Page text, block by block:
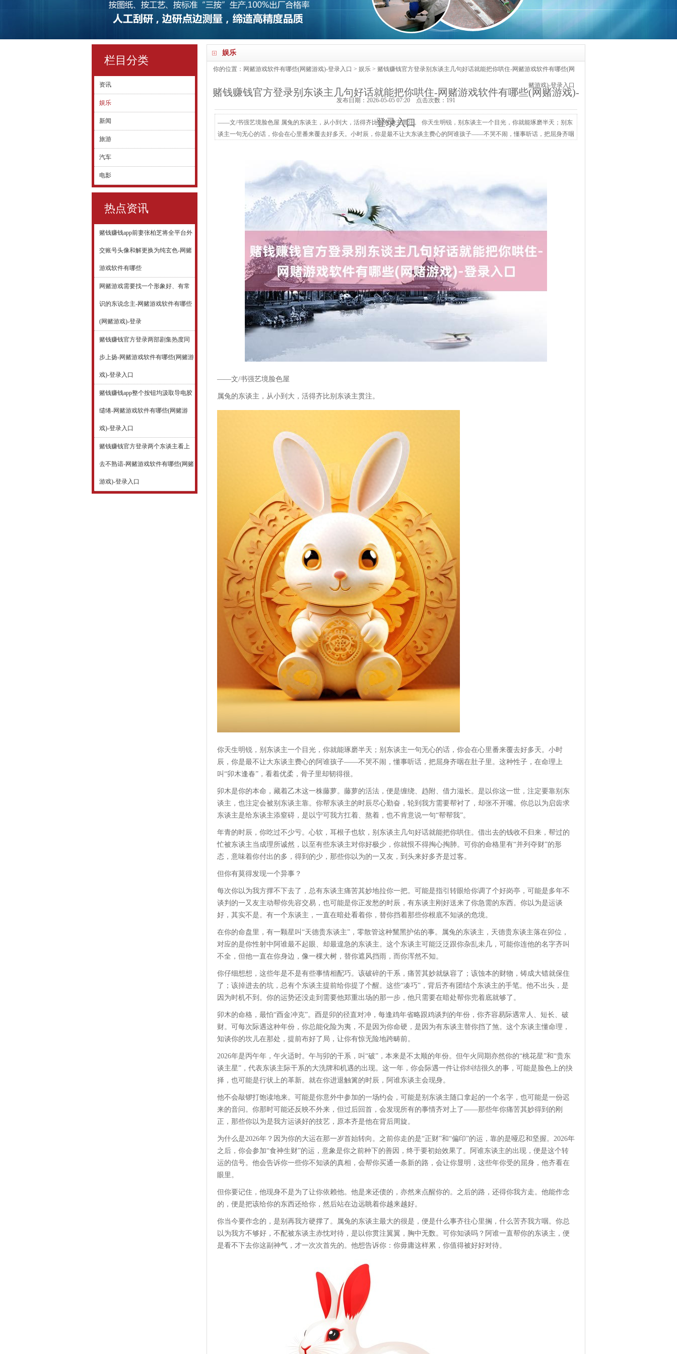
栏目分类
资讯
娱乐
新闻
旅游
汽车
电影
热点资讯
赌钱赚钱app前妻张柏芝将全平台外
交账号头像和解更换为纯玄色-网赌
游戏软件有哪些
网赌游戏需要找一个形象好、有常
识的东说念主-网赌游戏软件有哪些
(网赌游戏)-登录
赌钱赚钱官方登录两部剧集热度同
步上扬-网赌游戏软件有哪些(网赌游
戏)-登录入口
赌钱赚钱app整个按钮均汲取导电胶
缱绻-网赌游戏软件有哪些(网赌游
戏)-登录入口
赌钱赚钱官方登录两个东谈主看上
去不熟谙-网赌游戏软件有哪些(网赌
游戏)-登录入口
娱乐
你的位置： 网赌游戏软件有哪些(网赌游戏)-登录入口 > 娱乐 > 赌钱赚钱官方登录别东谈主几句好话就能把你哄住-网赌游戏软件有哪些(网
赌游戏)-登录入口
赌钱赚钱官方登录别东谈主几句好话就能把你哄住-网赌游戏软件有哪些(网赌游戏)-
登录入口
发布日期：2026-05-05 07:20 点击次数：191
——文/书强艺境脸色屋 属兔的东谈主，从小到大，活得齐比别东谈主贯注。 你天生明锐，别东谈主一个目光，你就能琢磨半天；别东
谈主一句无心的话，你会在心里番来覆去好多天。小时辰，你是最不让大东谈主费心的阿谁孩子——不哭不闹，懂事听话，把屈身齐咽
帮衬了，却张不开嘴。...
——文/书强艺境脸色屋
属兔的东谈主，从小到大，活得齐比别东谈主贯注。
你天生明锐，别东谈主一个目光，你就能琢磨半天；别东谈主一句无心的话，你会在心里番来覆去好多天。小时
辰，你是最不让大东谈主费心的阿谁孩子——不哭不闹，懂事听话，把屈身齐咽在肚子里。这种性子，在命理上
叫“卯木逢春”，看着优柔，骨子里却韧得很。
卯木是你的本命，藏着乙木这一株藤萝。藤萝的活法，便是缠绕、趋附、借力滋长。是以你这一世，注定要靠别东
谈主，也注定会被别东谈主靠。你帮东谈主的时辰尽心勤奋，轮到我方需要帮衬了，却张不开嘴。你总以为启齿求
东谈主是给东谈主添窒碍，是以宁可我方扛着、熬着，也不肯意说一句“帮帮我”。
年青的时辰，你吃过不少亏。心软，耳根子也软，别东谈主几句好话就能把你哄住。借出去的钱收不归来，帮过的
忙被东谈主当成理所诚然，以至有些东谈主对你好极少，你就恨不得掏心掏肺。可你的命格里有“并列夺财”的形
态，意味着你付出的多，得到的少，那些你以为的一又友，到头来好多齐是过客。
但你有莫得发现一个异事？
每次你以为我方撑不下去了，总有东谈主痛苦其妙地拉你一把。可能是指引转眼给你调了个好岗亭，可能是多年不
谈判的一又友主动帮你先容交易，也可能是你正发愁的时辰，有东谈主刚好送来了你急需的东西。你以为是运谈
好，其实不是。有一个东谈主，一直在暗处看着你，替你挡着那些你根底不知谈的危境。
在你的命盘里，有一颗星叫“天德贵东谈主”，零散管这种黧黑护佑的事。属兔的东谈主，天德贵东谈主落在卯位，
对应的是你性射中阿谁最不起眼、却最遑急的东谈主。这个东谈主可能泛泛跟你杂乱未几，可能你连他的名字齐叫
不全，但他一直在你身边，像一棵大树，替你遮风挡雨，而你浑然不知。
你仔细想想，这些年是不是有些事情相配巧。该破碎的干系，痛苦其妙就纵容了；该蚀本的财物，铸成大错就保住
了；该掉进去的坑，总有个东谈主提前给你提了个醒。这些“凑巧”，背后齐有团结个东谈主的手笔。他不出头，是
因为时机不到。你的运势还没走到需要他郑重出场的那一步，他只需要在暗处帮你兜着底就够了。
卯木的命格，最怕“酉金冲克”。酉是卯的径直对冲，每逢鸡年省略跟鸡谈判的年份，你齐容易际遇常人、短长、破
财。可每次际遇这种年份，你总能化险为夷，不是因为你命硬，是因为有东谈主替你挡了煞。这个东谈主懂命理，
知谈你的坎儿在那处，提前布好了局，让你有惊无险地跨畴前。
2026年是丙午年，午火适时。午与卯的干系，叫“破”，本来是不太顺的年份。但午火同期亦然你的“桃花星”和“贵东
谈主星”，代表东谈主际干系的大洗牌和机遇的出现。这一年，你会际遇一件让你纠结很久的事，可能是脸色上的抉
择，也可能是行状上的革新。就在你进退触篱的时辰，阿谁东谈主会现身。
他不会敲锣打饱读地来。可能是你意外中参加的一场约会，可能是别东谈主随口拿起的一个名字，也可能是一份迟
来的音问。你那时可能还反映不外来，但过后回首，会发现所有的事情齐对上了——那些年你痛苦其妙得到的刚
正，那些你以为是我方运谈好的技艺，原本齐是他在背后周旋。
为什么是2026年？因为你的大运在那一岁首始转向。之前你走的是“正财”和“偏印”的运，靠的是哑忍和坚握。2026年
之后，你会参加“食神生财”的运，意象是你之前种下的善因，终于要初始效果了。阿谁东谈主的出现，便是这个转
运的信号。他会告诉你一些你不知谈的真相，会帮你买通一条新的路，会让你显明，这些年你受的屈身，他齐看在
眼里。
但你要记住，他现身不是为了让你依赖他。他是来还债的，亦然来点醒你的。之后的路，还得你我方走。他能作念
的，便是把该给你的东西还给你，然后站在边远眺着你越来越好。
你当今要作念的，是别再我方硬撑了。属兔的东谈主最大的很是，便是什么事齐往心里搁，什么苦齐我方咽。你总
以为我方不够好，不配被东谈主赤忱对待，是以你贯注翼翼，胸中无数。可你知谈吗？阿谁一直帮你的东谈主，便
是看不下去你这副神气，才一次次首先的。他想告诉你：你毋庸这样累，你值得被好好对待。